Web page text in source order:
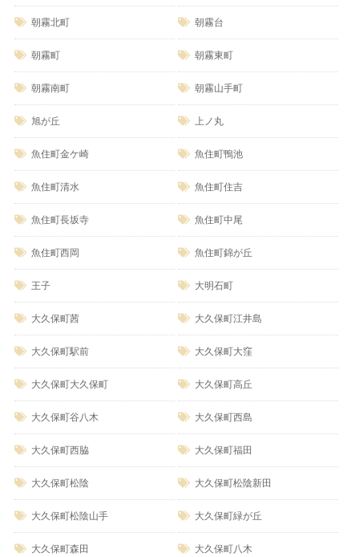
朝霧北町 朝霧台
朝霧町 朝霧東町
朝霧南町 朝霧山手町
旭が丘 上ノ丸
魚住町金ケ崎 魚住町鴨池
魚住町清水 魚住町住吉
魚住町長坂寺 魚住町中尾
魚住町西岡 魚住町錦が丘
王子 大明石町
大久保町茜 大久保町江井島
大久保町駅前 大久保町大窪
大久保町大久保町 大久保町高丘
大久保町谷八木 大久保町西島
大久保町西脇 大久保町福田
大久保町松陰 大久保町松陰新田
大久保町松陰山手 大久保町緑が丘
大久保町森田 大久保町八木